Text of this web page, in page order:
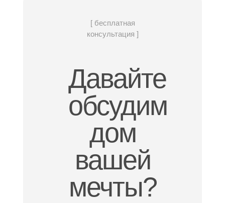
[ бесплатная
консультация ]
Давайте
обсудим
дом
вашей
мечты?